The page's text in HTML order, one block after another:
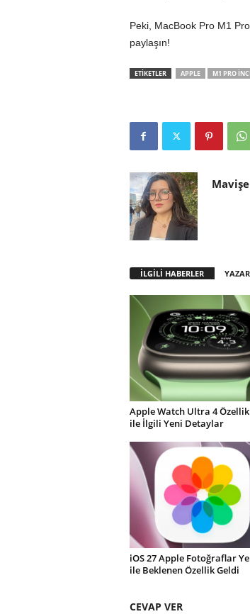
Peki, MacBook Pro M1
paylaşın!
ETİKETLER APPLE M1 PRO
İLGİLİ HABERLER
Apple Watch Ultra 4
ile İlgili Yeni Detaylar
iOS 27 Apple Fotoğraflar
ile Beklenen Özellik Geldi
CEVAP VER